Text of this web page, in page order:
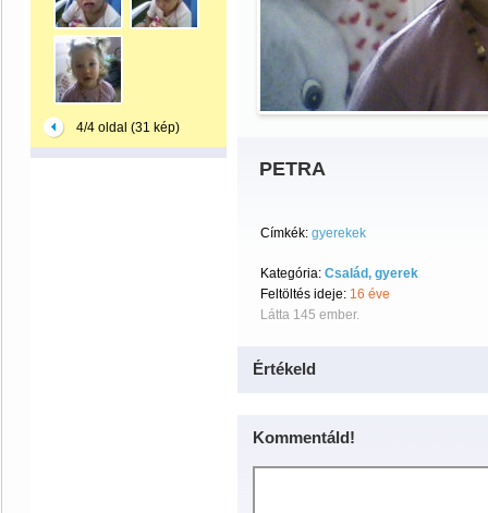
4/4 oldal (31 kép)
PETRA
Címkék: gyerekek
Kategória: Család, gyerek
Feltöltés ideje: 16 éve
Látta 145 ember.
Értékeld
Kommentáld!